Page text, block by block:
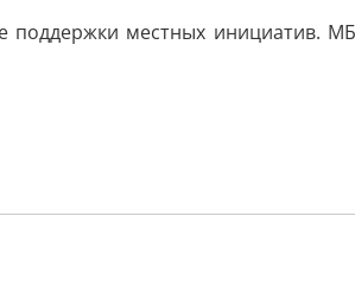
местных инициатив.